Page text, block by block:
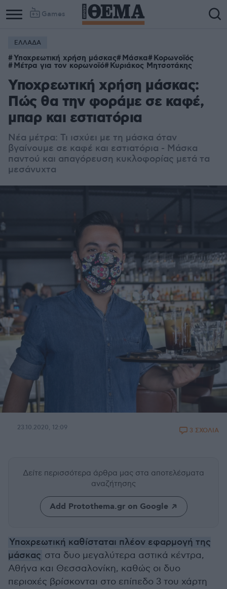
Games
ΕΛΛΑΔΑ
Υποχρεωτική χρήση μάσκας Μάσκα Κορωνοϊός
Μέτρα για τον κορωνοϊό Κυριάκος Μητσοτάκης
Υποχρεωτική χρήση μάσκας:
Πώς θα την φοράμε σε καφέ,
μπαρ και εστιατόρια
Νέα μέτρα: Τι ισχύει με τη μάσκα όταν
βγαίνουμε σε καφέ και εστιατόρια - Μάσκα
παντού και απαγόρευση κυκλοφορίας μετά τα
μεσάνυχτα
23.10.2020, 12:09 3 ΣΧΟΛΙΑ
Δείτε περισσότερα άρθρα μας στα αποτελέσματα
αναζήτησης
Add Protothema.gr on Google
Υποχρεωτική καθίσταται πλέον εφαρμογή της
μάσκας στα δυο μεγαλύτερα αστικά κέντρα,
Αθήνα και Θεσσαλονίκη, καθώς οι δυο
περιοχές βρίσκονται στο επίπεδο 3 του χάρτη